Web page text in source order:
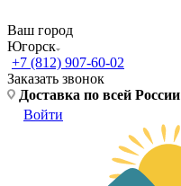
Ваш город
Югорск
+7 (812) 907-60-02
Заказать звонок
Доставка по всей России
Войти